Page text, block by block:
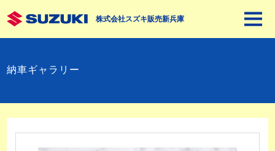
株式会社スズキ販売新兵庫
納車ギャラリー